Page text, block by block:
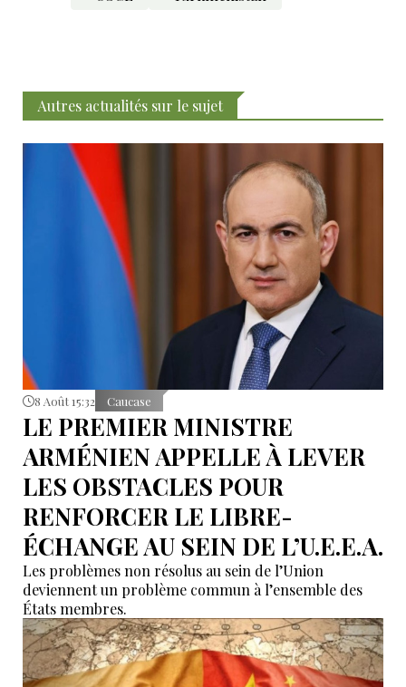
Autres actualités sur le sujet
8 Août 15:32 Caucase
LE PREMIER MINISTRE
ARMÉNIEN APPELLE À LEVER
LES OBSTACLES POUR
RENFORCER LE LIBRE-
ÉCHANGE AU SEIN DE L’U.E.E.A.
Les problèmes non résolus au sein de l’Union
deviennent un problème commun à l’ensemble des
États membres.